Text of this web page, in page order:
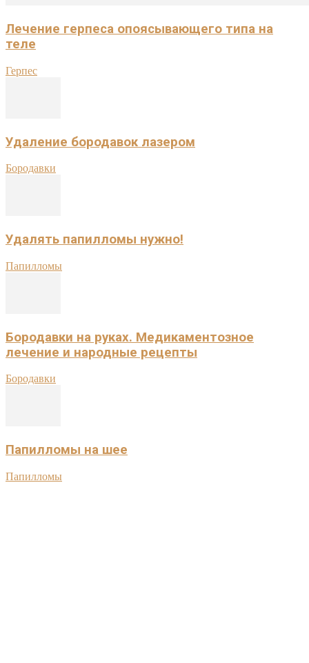
Лечение герпеса опоясывающего типа на
теле
Герпес
Удаление бородавок лазером
Бородавки
Удалять папилломы нужно!
Папилломы
Бородавки на руках. Медикаментозное
лечение и народные рецепты
Бородавки
Папилломы на шее
Папилломы